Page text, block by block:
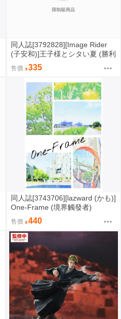
限制級商品
同人誌[3792828][Image Rider
(子安和)]王子様とシタい夏 (勝利
女神妮姬)
售價 335
同人誌[3743706][lazward (かも)]
One-Frame (境界觸發者)
售價 440